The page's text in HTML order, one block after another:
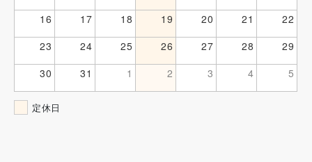
16
17 18 19 20 21
22
23
24 25 26 27 28
29
30
31 1 2 3 4 5
定休日